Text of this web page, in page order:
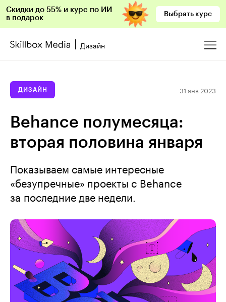
Скидки до 55% и курс по ИИ
в подарок
Выбрать курс
Дизайн
ДИЗАЙН 31 янв 2023
Behance полумесяца:
вторая половина января
Показываем самые интересные
«безупречные» проекты с Behance
за последние две недели.